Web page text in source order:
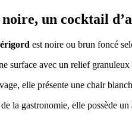
un cocktail
est noire ou brun foncé
surface avec un relief
elle présente une chair
la gastronomie, elle possède un